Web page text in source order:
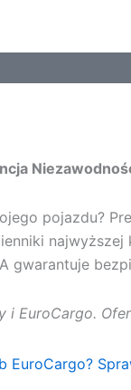
pojazdu?
gwarantuje
EuroCargo.